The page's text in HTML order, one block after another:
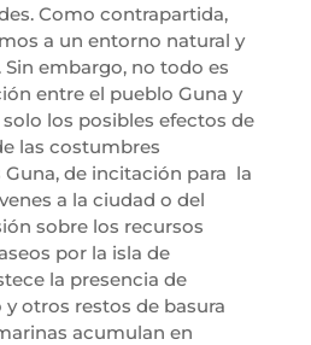
Como contrapartida,
a un entorno natural y
embargo, no todo es
entre el pueblo Guna y
los posibles efectos de
las costumbres
de incitación para la
a la ciudad o del
sobre los recursos
por la isla de
la presencia de
otros restos de basura
acumulan en